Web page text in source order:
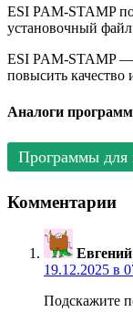
ESI PAM-STAMP
установочный
ESI PAM-STAMP —
повысить качество
Аналоги
Программы для
Комментарии
Евгений
19.12.2025 в
Подскажите